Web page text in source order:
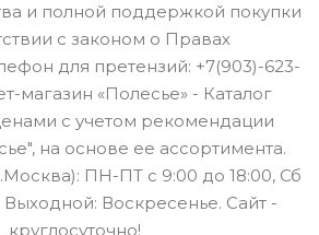
и полной поддержкой покупки
с законом о Правах
для претензий: +7(903)-623-
магазин «Полесье» - Каталог
с учетом рекомендации
на основе ее ассортимента.
ПН-ПТ с 9:00 до 18:00, Сб
Выходной: Воскресенье. Сайт -
круглосуточно!